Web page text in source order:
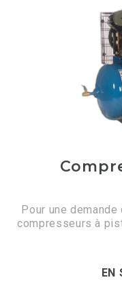
Pour une
compresseurs à
EN